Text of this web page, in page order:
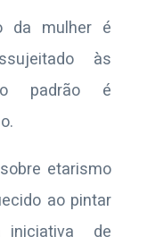
da mulher é
às
padrão é
etarismo
ao pintar
iniciativa de